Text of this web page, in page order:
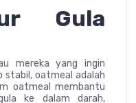
Gula
mereka yang ingin
stabil, oatmeal adalah
oatmeal membantu
ke dalam darah,